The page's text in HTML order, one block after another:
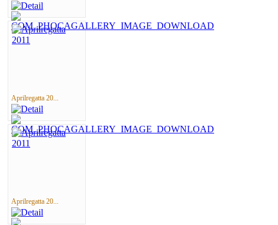
Aprilregatta 20...
Aprilregatta 20...